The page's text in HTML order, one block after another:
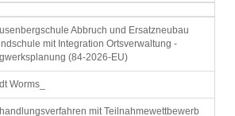
Abbruch und Ersatzneubau
mit Integration Ortsverwaltung -
(84-2026-EU)
Worms_
mit Teilnahmewettbewerb